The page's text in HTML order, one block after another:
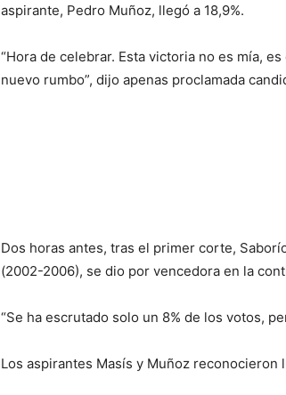
aspirante, Pedro Muñoz, llegó a 18,9%.
“Hora de celebrar. Esta victoria no es mía,
nuevo rumbo”, dijo apenas proclamada
Dos horas antes, tras el primer corte,
(2002-2006), se dio por vencedora en la
“Se ha escrutado solo un 8% de los votos,
Los aspirantes Masís y Muñoz reconocieron